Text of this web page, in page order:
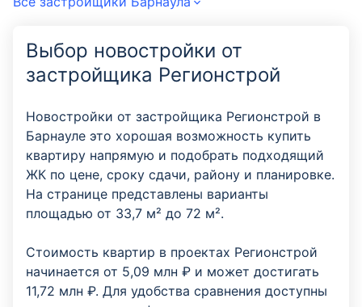
Выбор новостройки от
застройщика Регионстрой
Новостройки от застройщика Регионстрой в
Барнауле это хорошая возможность купить
квартиру напрямую и подобрать подходящий
ЖК по цене, сроку сдачи, району и планировке.
На странице представлены варианты
площадью от 33,7 м² до 72 м².
Стоимость квартир в проектах Регионстрой
начинается от 5,09 млн ₽ и может достигать
11,72 млн ₽. Для удобства сравнения доступны